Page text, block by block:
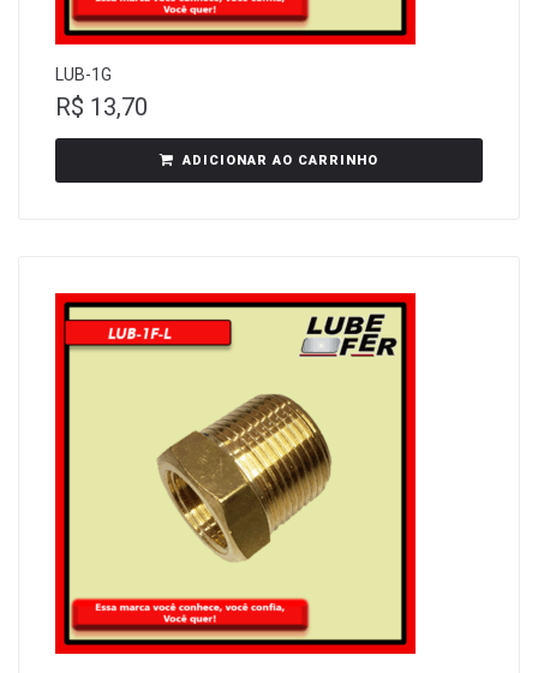
LUB-1G
R$ 13,70
ADICIONAR AO CARRINHO